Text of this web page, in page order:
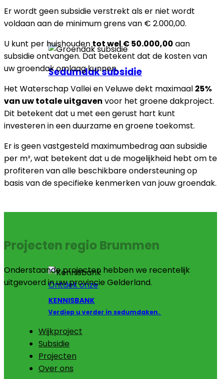
Sedumdak subsidie
Ontdek onze
KENNISBANK
Verdiep u verder in sedumdaken.
Wijkproject
Subsidie
Projecten
Over ons
Er wordt geen subsidie verstrekt als er niet wordt
voldaan aan de minimum grens van € 2.000,00.
U kunt per huishoudentot wel € 50.000,00 aan
subsidie ontvangen. Dat betekent dat de kosten van
uw groendak omlaag kunnen.
Het Waterschap Vallei en Veluwe dekt maximaal 25%
van uw totale uitgaven voor het groene dakproject.
Dit betekent dat u met een gerust hart kunt
investeren in een duurzame en groene toekomst.
Er is geen vastgesteld maximumbedrag aan subsidie
per m², wat betekent dat u de mogelijkheid hebt om te
profiteren van alle beschikbare ondersteuning op
basis van de specifieke kenmerken van jouw groendak.
Projecten regio Brummen
Onderstaande projecten hebben we recentelijk
uitgevoerd in uw provincie Gelderland.